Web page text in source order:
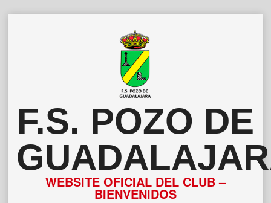
F.S. POZO DE
WEBSITE OFICIAL DEL CLUB –
BIENVENIDOS